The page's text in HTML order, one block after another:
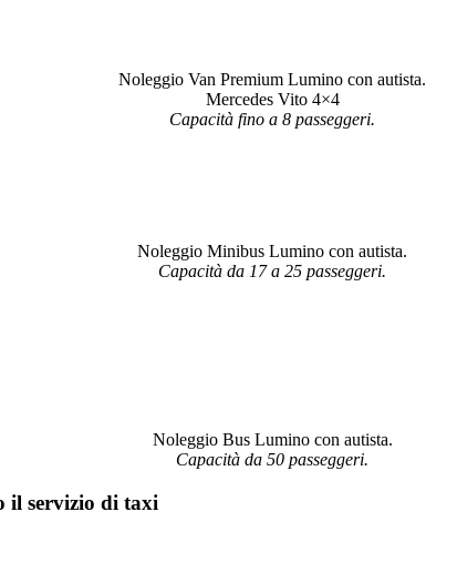
Noleggio Van Premium Lumino con autista.
Mercedes Vito 4×4
Capacità fino a 8 passeggeri.
Noleggio Minibus Lumino con autista.
Capacità da 17 a 25 passeggeri.
Noleggio Bus Lumino con autista.
Capacità da 50 passeggeri.
il servizio di taxi